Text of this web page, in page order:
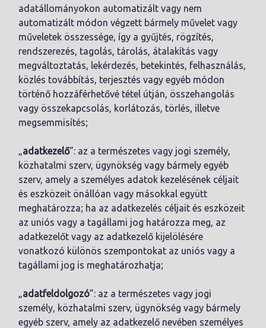
adatállományokon automatizált vagy nem
automatizált módon végzett bármely művelet vagy
műveletek összessége, így a gyűjtés, rögzítés,
rendszerezés, tagolás, tárolás, átalakítás vagy
megváltoztatás, lekérdezés, betekintés, felhasználás,
közlés továbbítás, terjesztés vagy egyéb módon
történő hozzáférhetővé tétel útján, összehangolás
vagy összekapcsolás, korlátozás, törlés, illetve
megsemmisítés;
„adatkezelő”: az a természetes vagy jogi személy,
közhatalmi szerv, ügynökség vagy bármely egyéb
szerv, amely a személyes adatok kezelésének céljait
és eszközeit önállóan vagy másokkal együtt
meghatározza; ha az adatkezelés céljait és eszközeit
az uniós vagy a tagállami jog határozza meg, az
adatkezelőt vagy az adatkezelő kijelölésére
vonatkozó különös szempontokat az uniós vagy a
tagállami jog is meghatározhatja;
„adatfeldolgozó”: az a természetes vagy jogi
személy, közhatalmi szerv, ügynökség vagy bármely
egyéb szerv, amely az adatkezelő nevében személyes